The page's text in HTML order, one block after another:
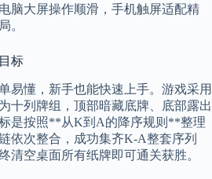
脑大屏操作顺滑，手机触屏适配精
。
标
易懂，新手也能快速上手。游戏采用
十列牌组，顶部暗藏底牌、底部露出
是按照**从K到A的降序规则**整理
依次整合，成功集齐K-A整套序列
清空桌面所有纸牌即可通关获胜。